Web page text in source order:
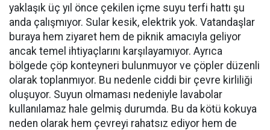
yaklaşık üç yıl önce çekilen içme suyu terfi hattı şu
anda çalışmıyor. Sular kesik, elektrik yok. Vatandaşlar
buraya hem ziyaret hem de piknik amacıyla geliyor
ancak temel ihtiyaçlarını karşılayamıyor. Ayrıca
bölgede çöp konteyneri bulunmuyor ve çöpler düzenli
olarak toplanmıyor. Bu nedenle ciddi bir çevre kirliliği
oluşuyor. Suyun olmaması nedeniyle lavabolar
kullanılamaz hale gelmiş durumda. Bu da kötü kokuya
neden olarak hem çevreyi rahatsız ediyor hem de